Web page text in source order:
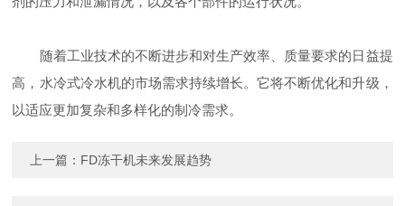
随着工业技术的不断进步和对生产效率、质量要求的日益提
高，水冷式冷水机的市场需求持续增长。它将不断优化和升级，
以适应更加复杂和多样化的制冷需求。
上一篇： FD冻干机未来发展趋势